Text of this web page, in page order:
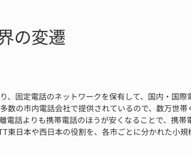
の変遷
、固定電話のネットワークを保有して、国内・国
数の市内電話会社で提供されているので、数万世
電話よりも携帯電話のほうが安くなることで、携
東日本や西日本の役割を、各市ごとに分かれた小